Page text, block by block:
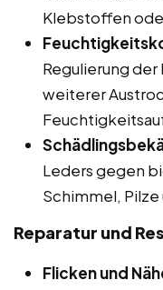
Klebstoffen
Regulierung
weiterer
Leders gegen
Schimmel,
Reparatur und
Flicken und